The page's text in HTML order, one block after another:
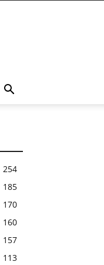
254
185
170
160
157
113